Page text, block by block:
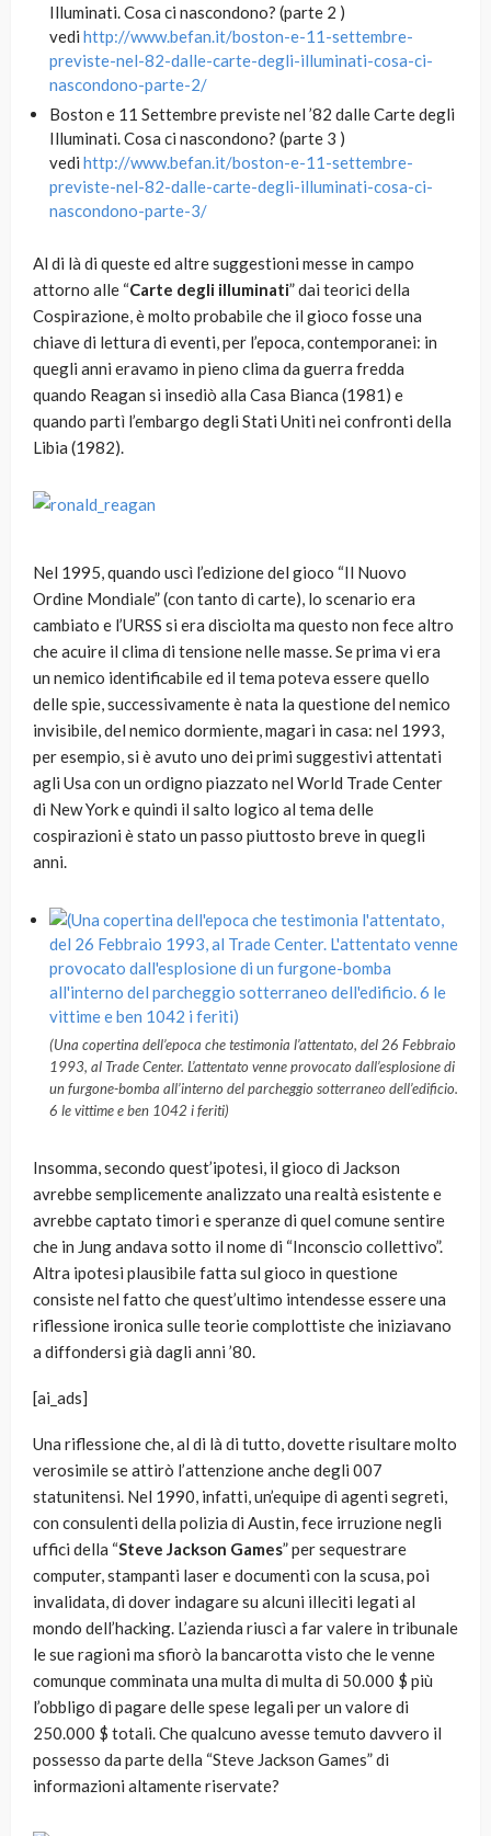
Illuminati. Cosa ci nascondono? (parte 2 )
vedi http://www.befan.it/boston-e-11-settembre-
previste-nel-82-dalle-carte-degli-illuminati-cosa-ci-
nascondono-parte-2/
Boston e 11 Settembre previste nel ’82 dalle Carte degli
Illuminati. Cosa ci nascondono? (parte 3 )
vedi http://www.befan.it/boston-e-11-settembre-
previste-nel-82-dalle-carte-degli-illuminati-cosa-ci-
nascondono-parte-3/
Al di là di queste ed altre suggestioni messe in campo
attorno alle “Carte degli illuminati” dai teorici della
Cospirazione, è molto probabile che il gioco fosse una
chiave di lettura di eventi, per l’epoca, contemporanei: in
quegli anni eravamo in pieno clima da guerra fredda
quando Reagan si insediò alla Casa Bianca (1981) e
quando partì l’embargo degli Stati Uniti nei confronti della
Libia (1982).
Nel 1995, quando uscì l’edizione del gioco “Il Nuovo
Ordine Mondiale” (con tanto di carte), lo scenario era
cambiato e l’URSS si era disciolta ma questo non fece altro
che acuire il clima di tensione nelle masse. Se prima vi era
un nemico identificabile ed il tema poteva essere quello
delle spie, successivamente è nata la questione del nemico
invisibile, del nemico dormiente, magari in casa: nel 1993,
per esempio, si è avuto uno dei primi suggestivi attentati
agli Usa con un ordigno piazzato nel World Trade Center
di New York e quindi il salto logico al tema delle
cospirazioni è stato un passo piuttosto breve in quegli
anni.
(Una copertina dell’epoca che testimonia l’attentato, del 26 Febbraio
1993, al Trade Center. L’attentato venne provocato dall’esplosione di
un furgone-bomba all’interno del parcheggio sotterraneo dell’edificio.
6 le vittime e ben 1042 i feriti)
Insomma, secondo quest’ipotesi, il gioco di Jackson
avrebbe semplicemente analizzato una realtà esistente e
avrebbe captato timori e speranze di quel comune sentire
che in Jung andava sotto il nome di “Inconscio collettivo”.
Altra ipotesi plausibile fatta sul gioco in questione
consiste nel fatto che quest’ultimo intendesse essere una
riflessione ironica sulle teorie complottiste che iniziavano
a diffondersi già dagli anni ’80.
[ai_ads]
Una riflessione che, al di là di tutto, dovette risultare molto
verosimile se attirò l’attenzione anche degli 007
statunitensi. Nel 1990, infatti, un’equipe di agenti segreti,
con consulenti della polizia di Austin, fece irruzione negli
uffici della “Steve Jackson Games” per sequestrare
computer, stampanti laser e documenti con la scusa, poi
invalidata, di dover indagare su alcuni illeciti legati al
mondo dell’hacking. L’azienda riuscì a far valere in tribunale
le sue ragioni ma sfiorò la bancarotta visto che le venne
comunque comminata una multa di multa di 50.000 $ più
l’obbligo di pagare delle spese legali per un valore di
250.000 $ totali. Che qualcuno avesse temuto davvero il
possesso da parte della “Steve Jackson Games” di
informazioni altamente riservate?